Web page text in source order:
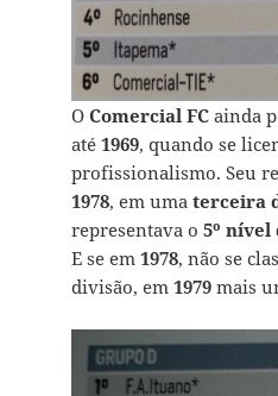
O Comercial FC ainda
até 1969, quando se
profissionalismo. Seu
1978, em uma terceira
representava o 5º
E se em 1978, não se
divisão, em 1979mais